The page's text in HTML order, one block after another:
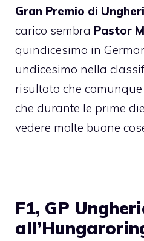
Gran Premio di
carico sembra Pastor
quindicesimo in
undicesimo nella
risultato che
che durante le prime
vedere molte buone
F1, GP